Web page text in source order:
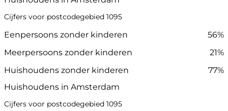
Cijfers voor postcodegebied 1095
Eenpersoons zonder kinderen
56%
Meerpersoons zonder kinderen
21%
Huishoudens zonder kinderen
77%
Huishoudens in Amsterdam
Cijfers voor postcodegebied 1095